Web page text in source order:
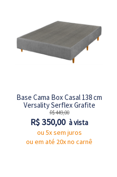
Base Cama Box Casal 138 cm
Versality Serflex Grafite
R$ 449,00
R$ 350,00 à vista
ou 5x sem juros
ou em até 20x no carnê